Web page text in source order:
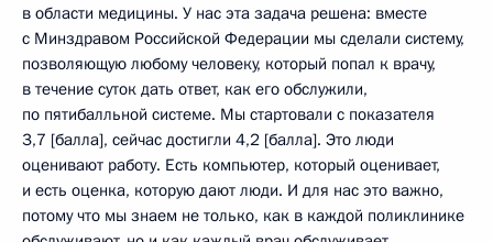
в области медицины. У нас эта задача решена: вместе
с Минздравом Российской Федерации мы сделали систему,
позволяющую любому человеку, который попал к врачу,
в течение суток дать ответ, как его обслужили,
по пятибалльной системе. Мы стартовали с показателя
3,7 [балла], сейчас достигли 4,2 [балла]. Это люди
оценивают работу. Есть компьютер, который оценивает,
и есть оценка, которую дают люди. И для нас это важно,
потому что мы знаем не только, как в каждой поликлинике